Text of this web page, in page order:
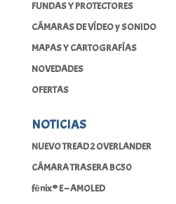
FUNDAS Y PROTECTORES
CÁMARAS DE VÍDEO y SONIDO
MAPAS Y CARTOGRAFÍAS
NOVEDADES
OFERTAS
NOTICIAS
NUEVO TREAD 2 OVERLANDER
CÁMARA TRASERA BC50
fēnix® E – AMOLED